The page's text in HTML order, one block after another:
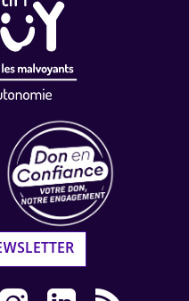
AVH dans une
Facebook AVH dans
sur X AVH dans une
suivre sur Instagram
Nous suivre sur
Flux RSS